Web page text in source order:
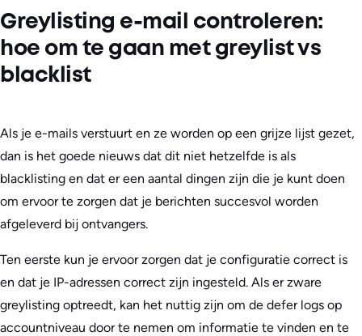
Greylisting e-mail controleren:
hoe om te gaan met greylist vs
blacklist
Als je e-mails verstuurt en ze worden op een grijze lijst gezet,
dan is het goede nieuws dat dit niet hetzelfde is als
blacklisting en dat er een aantal dingen zijn die je kunt doen
om ervoor te zorgen dat je berichten succesvol worden
afgeleverd bij ontvangers.
Ten eerste kun je ervoor zorgen dat je configuratie correct is
en dat je IP-adressen correct zijn ingesteld. Als er zware
greylisting optreedt, kan het nuttig zijn om de defer logs op
accountniveau door te nemen om informatie te vinden en te